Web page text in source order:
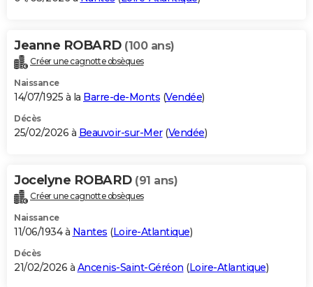
Jeanne ROBARD (100 ans)
Créer une cagnotte obsèques
Naissance
14/07/1925 à la Barre-de-Monts (Vendée)
Décès
25/02/2026 à Beauvoir-sur-Mer(Vendée)
Jocelyne ROBARD (91 ans)
Créer une cagnotte obsèques
Naissance
11/06/1934 à Nantes (Loire-Atlantique)
Décès
21/02/2026 à Ancenis-Saint-Géréon (Loire-Atlantique)